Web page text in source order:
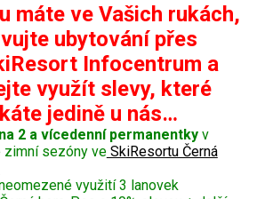
máte ve Vašich rukách,
ubytování přes
Infocentrum a
využít slevy, které
jedině u nás…
2 a vícedenní permanentkyv
zimní sezóny veSkiResortu Černá
využití 3 lanovek